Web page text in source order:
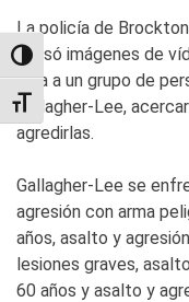
TOGGLE HIGH
TOGGLE FONT SIZE
La policía de
revisó imágenes de
veía a un grupo de
Gallagher-Lee,
agredirlas.
Gallagher-Lee se
agresión con arma
años, asalto y
lesiones graves,
60 años y asalto y